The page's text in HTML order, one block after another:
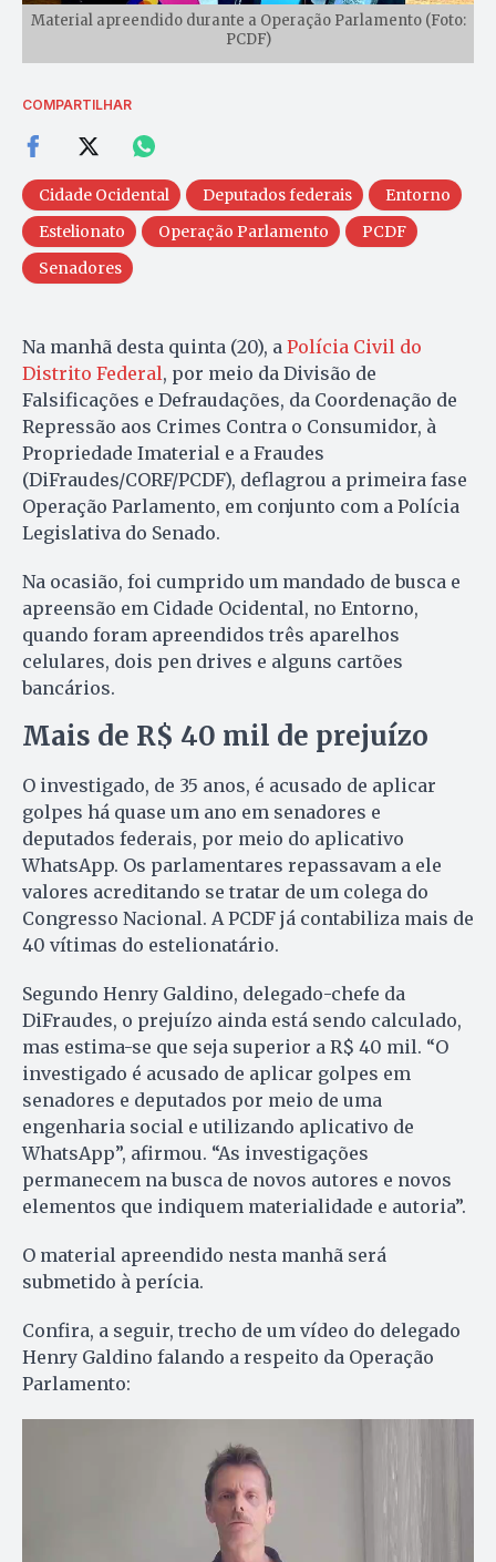
Material apreendido durante a Operação Parlamento (Foto:
PCDF)
COMPARTILHAR
Cidade Ocidental Deputados federais
Entorno
Estelionato
Operação Parlamento
PCDF
Senadores
Na manhã desta quinta (20), a Polícia Civil do
Distrito Federal, por meio da Divisão de
Falsificações e Defraudações, da Coordenação de
Repressão aos Crimes Contra o Consumidor, à
Propriedade Imaterial e a Fraudes
(DiFraudes/CORF/PCDF), deflagrou a primeira fase
Operação Parlamento, em conjunto com a Polícia
Legislativa do Senado.
Na ocasião, foi cumprido um mandado de busca e
apreensão em Cidade Ocidental, no Entorno,
quando foram apreendidos três aparelhos
celulares, dois pen drives e alguns cartões
bancários.
Mais de R$ 40 mil de prejuízo
O investigado, de 35 anos, é acusado de aplicar
golpes há quase um ano em senadores e
deputados federais, por meio do aplicativo
WhatsApp. Os parlamentares repassavam a ele
valores acreditando se tratar de um colega do
Congresso Nacional. A PCDF já contabiliza mais de
40 vítimas do estelionatário.
Segundo Henry Galdino, delegado-chefe da
DiFraudes, o prejuízo ainda está sendo calculado,
mas estima-se que seja superior a R$ 40 mil. “O
investigado é acusado de aplicar golpes em
senadores e deputados por meio de uma
engenharia social e utilizando aplicativo de
WhatsApp”, afirmou. “As investigações
permanecem na busca de novos autores e novos
elementos que indiquem materialidade e autoria”.
O material apreendido nesta manhã será
submetido à perícia.
Confira, a seguir, trecho de um vídeo do delegado
Henry Galdino falando a respeito da Operação
Parlamento: